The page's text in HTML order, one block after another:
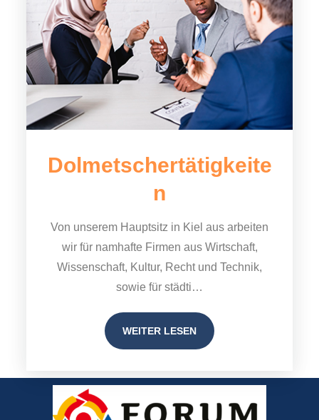
Dolmetschertätigkeite
n
Von unserem Hauptsitz in Kiel aus arbeiten
wir für namhafte Firmen aus Wirtschaft,
Wissenschaft, Kultur, Recht und Technik,
sowie für städti…
WEITER LESEN